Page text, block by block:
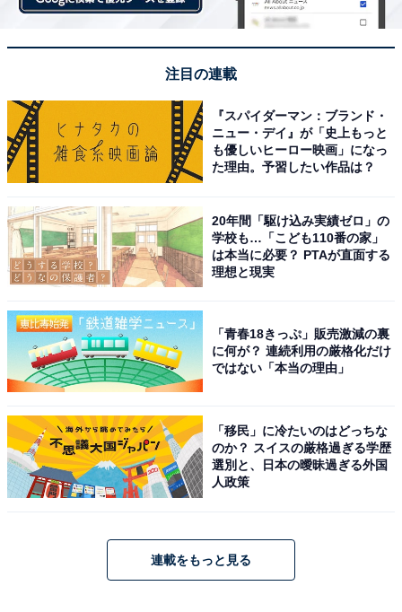
こちらもおすすめ
の地名」ランキング！ 2位「世田谷」を抑えた1
位は？
注目の連載
『スパイダーマン：ブランド・
ニュー・デイ』が「史上もっと
も優しいヒーロー映画」になっ
た理由。予習したい作品は？
20年間「駆け込み実績ゼロ」の
学校も…「こども110番の家」
は本当に必要？ PTAが直面する
理想と現実
「青春18きっぷ」販売激減の裏
に何が？ 連続利用の厳格化だけ
ではない「本当の理由」
「移民」に冷たいのはどっちな
のか？ スイスの厳格過ぎる学歴
選別と、日本の曖昧過ぎる外国
人政策
連載をもっと見る